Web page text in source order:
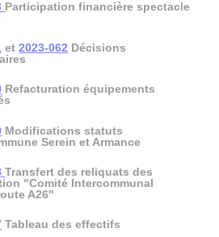
Participation financière spectacle
et2023-062 Décisions
Refacturation équipements
Modifications statuts
Serein et Armance
Transfert des reliquats des
"Comité Intercommunal
A26"
Tableau des effectifs